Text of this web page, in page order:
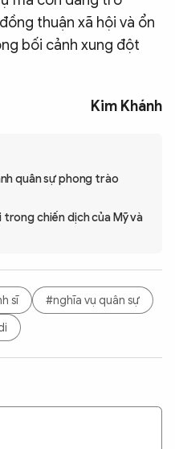
thuận xã hội và ổn
bối cảnh xung đột
Kim Khánh
quân sự phong trào
trong chiến dịch của Mỹ và
sĩ
#nghĩa vụ quân sự